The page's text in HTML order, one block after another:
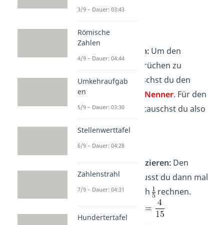
Beispiel:
Kehrwert bilden:Um den
von Brüchen zu
berechnen, tauschst du den
Zähler
Nenner. Für den
Kehrwert von
tauschst du also
Brüche multiplizieren:Den
neuen Bruch musst du dann mal
den ersten Bruch rechnen.
3/9 – Dauer: 03:43
Römische
Zahlen
4/9 – Dauer: 04:44
Umkehraufgab
en
5/9 – Dauer: 03:30
Stellenwerttafel
6/9 – Dauer: 04:28
Zahlenstrahl
7/9 – Dauer: 04:31
Hundertertafel